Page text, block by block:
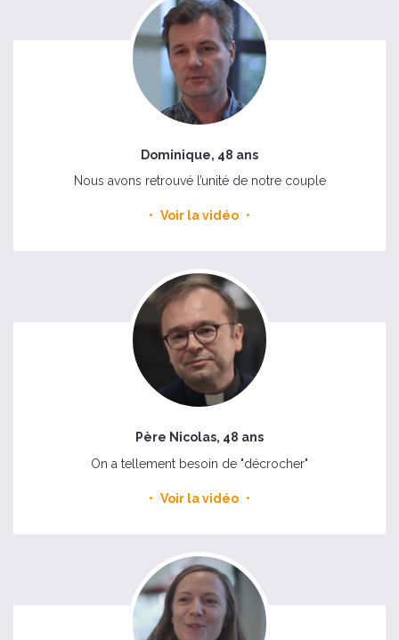
Dominique, 48 ans
Nous avons retrouvé l’unité de notre couple
Voir la vidéo
Père Nicolas, 48 ans
On a tellement besoin de "décrocher"
Voir la vidéo